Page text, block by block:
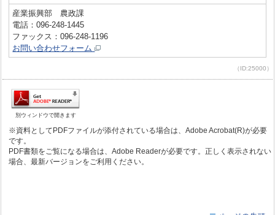
産業振興部 農政課
電話：096-248-1445
ファックス：096-248-1196
お問い合わせフォーム
（ID:25000）
別ウィンドウで開きます
※資料としてPDFファイルが添付されている場合は、Adobe Acrobat(R)が必要
です。
PDF書類をご覧になる場合は、Adobe Readerが必要です。正しく表示されない
場合、最新バージョンをご利用ください。